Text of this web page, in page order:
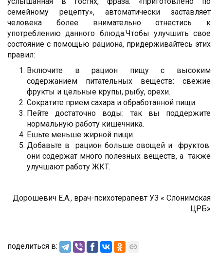
семейному рецепту», автоматически заставляет
человека более внимательно отнестись к
употреблению данного блюда.Чтобы улучшить свое
состояние с помощью рациона, придерживайтесь этих
правил:
Включите в рацион пищу с высоким
содержанием питательных веществ: свежие
фрукты и цельные крупы, рыбу, орехи.
Сократите прием сахара и обработанной пищи.
Пейте достаточно воды: так вы поддержите
нормальную работу кишечника.
Ешьте меньше жирной пищи.
Добавьте в рацион больше овощей и фруктов:
они содержат много полезных веществ, а также
улучшают работу ЖКТ.
Дорошевич Е.А., врач-психотерапевт УЗ « Слонимская
ЦРБ»
поделиться в: